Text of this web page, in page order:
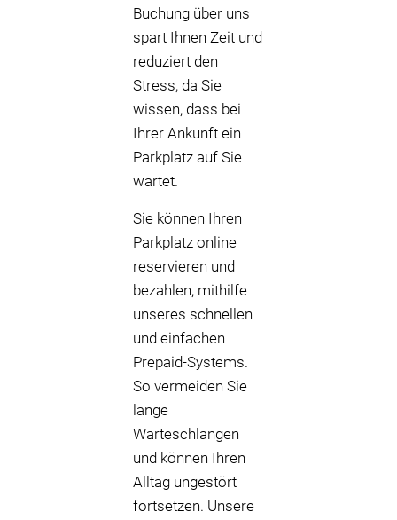
Buchung über uns
spart Ihnen Zeit und
reduziert den
Stress, da Sie
wissen, dass bei
Ihrer Ankunft ein
Parkplatz auf Sie
wartet.
Sie können Ihren
Parkplatz online
reservieren und
bezahlen, mithilfe
unseres schnellen
und einfachen
Prepaid-Systems.
So vermeiden Sie
lange
Warteschlangen
und können Ihren
Alltag ungestört
fortsetzen. Unsere